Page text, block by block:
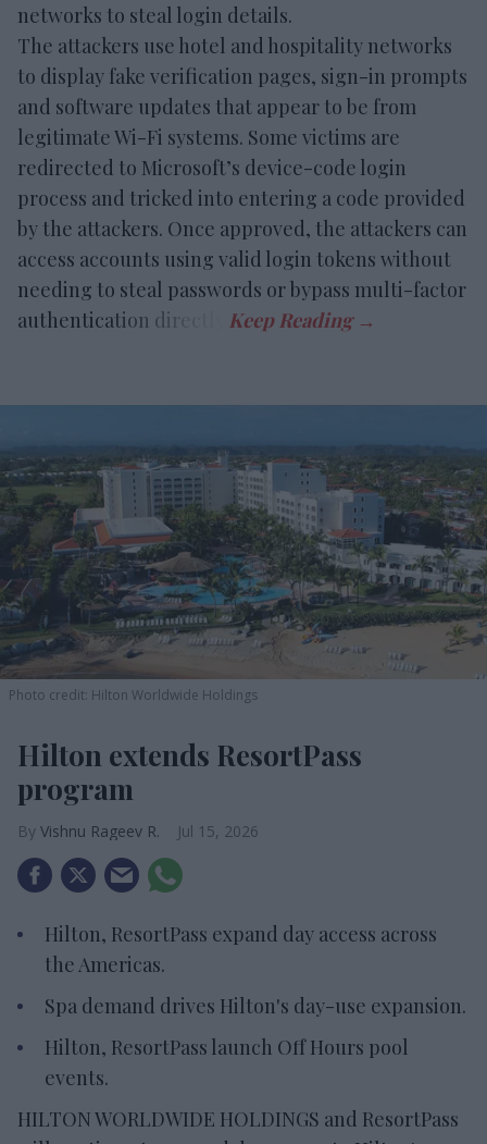
networks to steal login details.
The attackers use hotel and hospitality networks
to display fake verification pages, sign-in prompts
and software updates that appear to be from
legitimate Wi-Fi systems. Some victims are
redirected to Microsoft’s device-code login
process and tricked into entering a code provided
by the attackers. Once approved, the attackers can
access accounts using valid login tokens without
needing to steal passwords or bypass multi-factor
authentication directly.
Photo credit: Hilton Worldwide Holdings
Hilton extends ResortPass
program
Vishnu Rageev R. Jul 15, 2026
Hilton, ResortPass expand day access across
the Americas.
Spa demand drives Hilton's day-use expansion.
Hilton, ResortPass launch Off Hours pool
events.
HILTON WORLDWIDE HOLDINGS and ResortPass